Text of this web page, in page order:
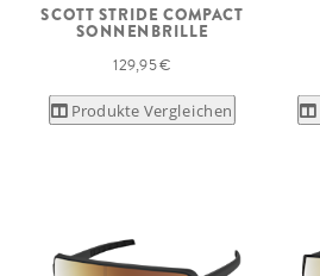
SCOTT STRIDE COMPACT
SONNENBRILLE
129,95 €
Produkte Vergleichen